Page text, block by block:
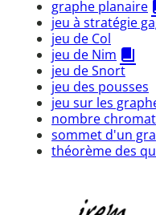
graphe planaire
jeu à stratégie
jeu de Col
jeu de Nim
jeu de Snort
jeu des pousses
jeu sur les
nombre
sommet d'un
théorème des